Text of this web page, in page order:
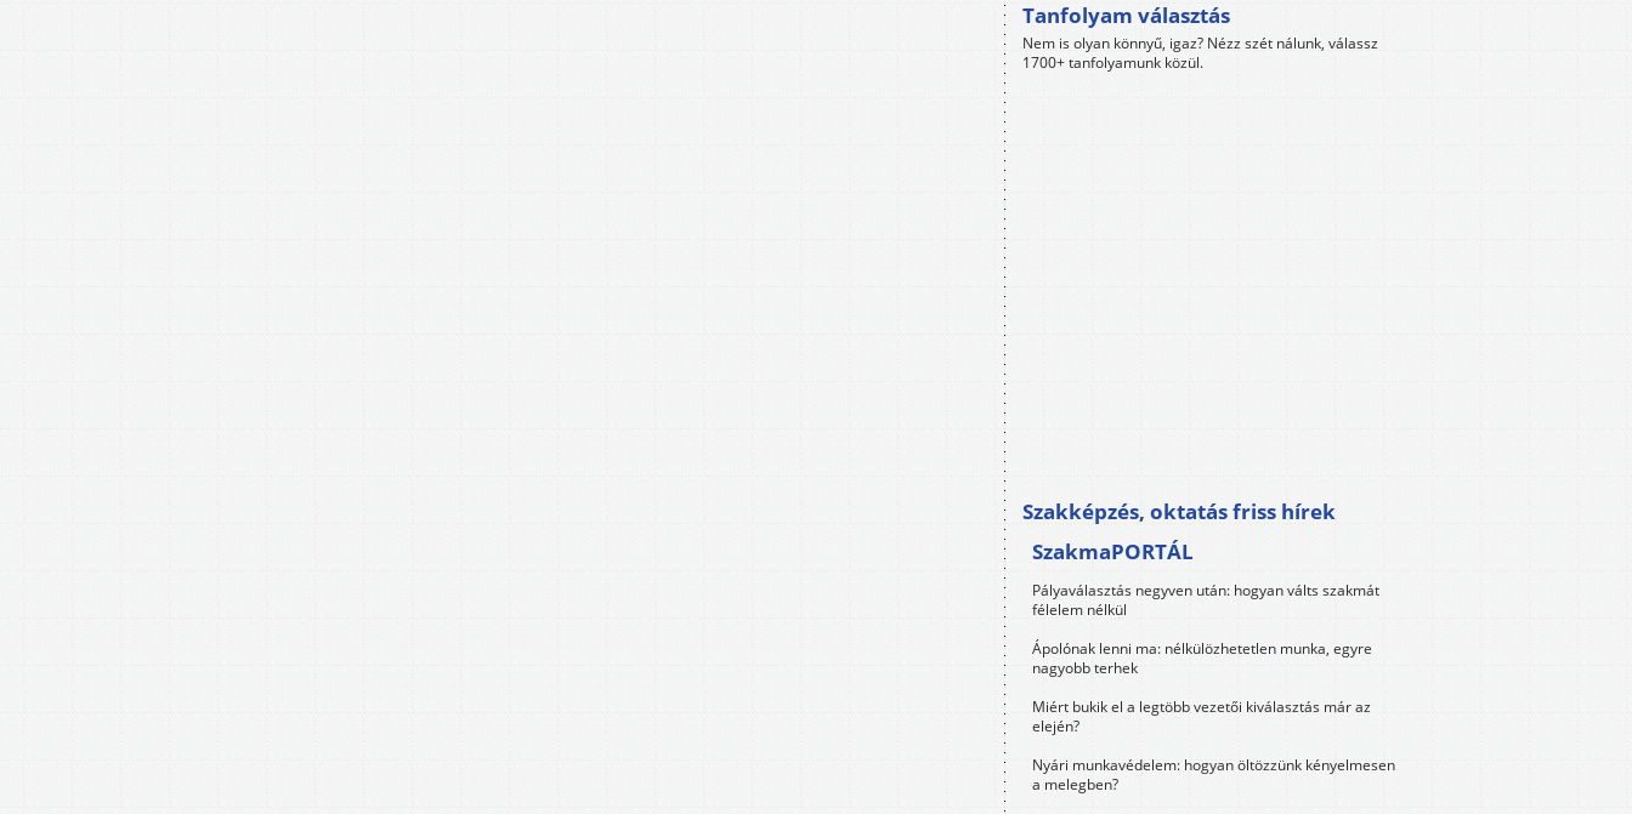
Tanfolyam választás
Nem is olyan könnyű, igaz? Nézz szét nálunk, válassz
1700+ tanfolyamunk közül.
Szakképzés, oktatás friss hírek
SzakmaPORTÁL
Pályaválasztás negyven után: hogyan válts szakmát
félelem nélkül
Ápolónak lenni ma: nélkülözhetetlen munka, egyre
nagyobb terhek
Miért bukik el a legtöbb vezetői kiválasztás már az
elején?
Nyári munkavédelem: hogyan öltözzünk kényelmesen
a melegben?